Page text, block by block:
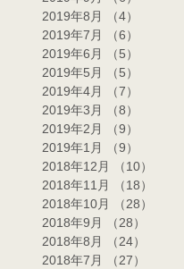
2019年8月
（4）
2019年7月
（6）
2019年6月
（5）
2019年5月
（5）
2019年4月
（7）
2019年3月
（8）
2019年2月
（9）
2019年1月
（9）
2018年12月
（10）
2018年11月
（18）
2018年10月
（28）
2018年9月
（28）
2018年8月
（24）
2018年7月
（27）